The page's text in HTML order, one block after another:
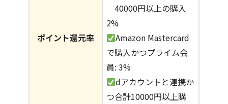
ポイント還元率
40000円以上の購入
2%
Amazon Mastercard
で購入かつプライム会
員: 3%
dアカウントと連携か
つ合計10000円以上購